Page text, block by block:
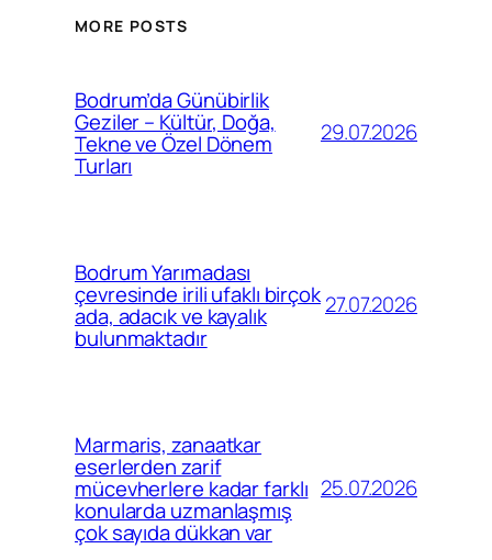
MORE POSTS
Bodrum’da Günübirlik
Geziler – Kültür, Doğa,
Tekne ve Özel Dönem
Turları
29.07.2026
Bodrum Yarımadası
çevresinde irili ufaklı birçok
ada, adacık ve kayalık
bulunmaktadır
27.07.2026
Marmaris, zanaatkar
eserlerden zarif
mücevherlere kadar farklı
konularda uzmanlaşmış
çok sayıda dükkan var
25.07.2026